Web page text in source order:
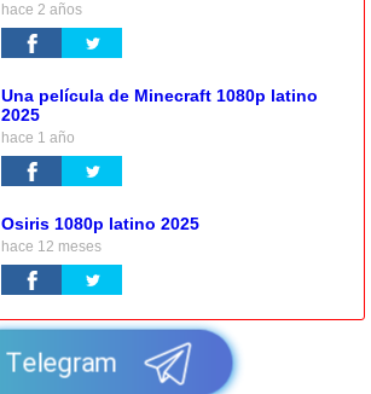
hace 2 años
Una película de Minecraft 1080p latino
2025
hace 1 año
Osiris 1080p latino 2025
hace 12 meses
Telegram